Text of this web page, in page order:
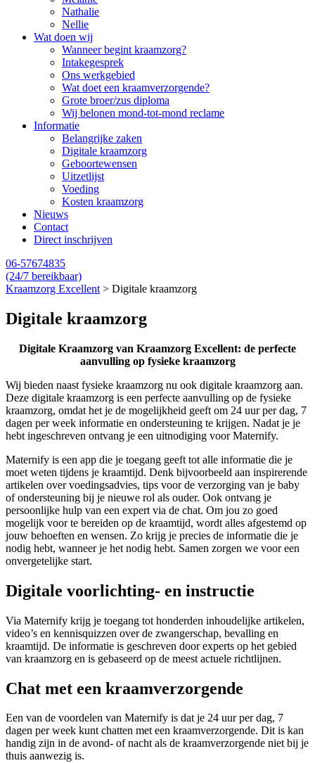
Nathalie
Nellie
Wat doen wij
Wanneer begint kraamzorg?
Intakegesprek
Ons werkgebied
Wat doet een kraamverzorgende?
Grote broer/zus diploma
Wij belonen mond-tot-mond reclame
Informatie
Belangrijke zaken
Digitale kraamzorg
Geboortewensen
Uitzetlijst
Voeding
Kosten kraamzorg
Nieuws
Contact
Direct inschrijven
06-57674835
(24/7 bereikbaar)
Kraamzorg Excellent > Digitale kraamzorg
Digitale kraamzorg
Digitale Kraamzorg van Kraamzorg Excellent: de perfecte
aanvulling op fysieke kraamzorg
Wij bieden naast fysieke kraamzorg nu ook digitale kraamzorg aan.
Deze digitale kraamzorg is een perfecte aanvulling op de fysieke
kraamzorg, omdat het je de mogelijkheid geeft om 24 uur per dag, 7
dagen per week informatie en ondersteuning te krijgen. Nadat je je
hebt ingeschreven ontvang je een uitnodiging voor Maternify.
Maternify is een app die je toegang geeft tot alle informatie die je
moet weten tijdens je kraamtijd. Denk bijvoorbeeld aan inspirerende
artikelen over voedingsadvies, tips voor de verzorging van je baby
of ondersteuning bij je nieuwe rol als ouder. Ook ontvang je
persoonlijke hulp van een expert via de chat. Om jou zo goed
mogelijk voor te bereiden op de kraamtijd, wordt alles afgestemd op
jouw behoeften en wensen. Zo krijg je precies de informatie die je
nodig hebt, wanneer je het nodig hebt. Samen zorgen we voor een
onvergetelijke start.
Digitale voorlichting- en instructie
Via Maternify krijg je toegang tot honderden inhoudelijke artikelen,
video’s en kennisquizzen over de zwangerschap, bevalling en
kraamtijd. De informatie is geschreven door experts op het gebied
van kraamzorg en is gebaseerd op de meest actuele richtlijnen.
Chat met een kraamverzorgende
Een van de voordelen van Maternify is dat je 24 uur per dag, 7
dagen per week kunt chatten met een kraamverzorgende. Dit is kan
handig zijn in de avond- of nacht als de kraamverzorgende niet bij je
thuis aanwezig is.